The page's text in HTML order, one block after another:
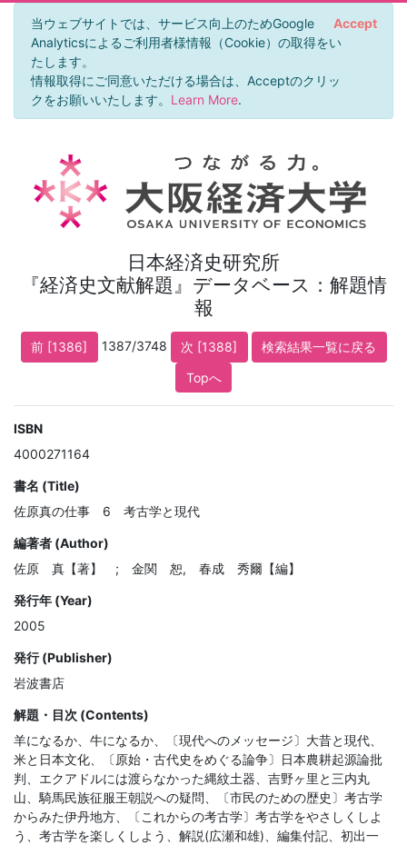
当ウェブサイトでは、サービス向上のためGoogle
Analyticsによるご利用者様情報（Cookie）の取得をい
たします。
情報取得にご同意いただける場合は、Acceptのクリッ
クをお願いいたします。 Learn More.
Accept
日本経済史研究所
『経済史文献解題』データベース：解題情
報
前 [1386] 1387/3748 次 [1388]
検索結果一覧に戻る
Topへ
ISBN
4000271164
書名 (Title)
佐原真の仕事 6 考古学と現代
編著者 (Author)
佐原 真【著】 ; 金関 恕, 春成 秀爾【編】
発行年 (Year)
2005
発行 (Publisher)
岩波書店
解題・目次 (Contents)
羊になるか、牛になるか、〔現代へのメッセージ〕大昔と現代、
米と日本文化、〔原始・古代史をめぐる論争〕日本農耕起源論批
判、エクアドルには渡らなかった縄紋土器、吉野ヶ里と三内丸
山、騎馬民族征服王朝説への疑問、〔市民のための歴史〕考古学
からみた伊丹地方、〔これからの考古学〕考古学をやさしくしよ
う、考古学を楽しくしよう、解説(広瀬和雄)、編集付記、初出一